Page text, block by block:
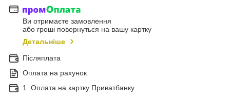
Ви отримаєте замовлення
або гроші повернуться на вашу картку
Детальніше
Післяплата
Оплата на рахунок
1. Оплата на картку Приватбанку